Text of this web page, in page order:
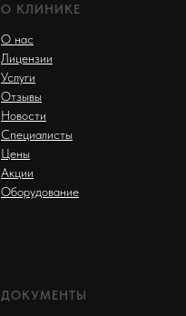
О КЛИНИКЕ
О нас
Лицензии
Услуги
Отзывы
Новости
Специалисты
Цены
Акции
Оборудование
ДОКУМЕНТЫ